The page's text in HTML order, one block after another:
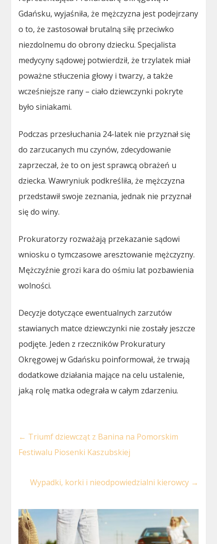
Gdańsku, wyjaśniła, że mężczyzna jest podejrzany
o to, że zastosował brutalną siłę przeciwko
niezdolnemu do obrony dziecku. Specjalista
medycyny sądowej potwierdził, że trzylatek miał
poważne stłuczenia głowy i twarzy, a także
wcześniejsze rany – ciało dziewczynki pokryte
było siniakami.
Podczas przesłuchania 24-latek nie przyznał się
do zarzucanych mu czynów, zdecydowanie
zaprzeczał, że to on jest sprawcą obrażeń u
dziecka. Wawryniuk podkreśliła, że mężczyzna
przedstawił swoje zeznania, jednak nie przyznał
się do winy.
Prokuratorzy rozważają przekazanie sądowi
wniosku o tymczasowe aresztowanie mężczyzny.
Mężczyźnie grozi kara do ośmiu lat pozbawienia
wolności.
Decyzje dotyczące ewentualnych zarzutów
stawianych matce dziewczynki nie zostały jeszcze
podjęte. Jeden z rzeczników Prokuratury
Okręgowej w Gdańsku poinformował, że trwają
dodatkowe działania mające na celu ustalenie,
jaką rolę matka odegrała w całym zdarzeniu.
← Triumf dziewcząt z Banina na Pomorskim
Festiwalu Piosenki Kaszubskiej
Wypadki, korki i nieodpowiedzialni kierowcy →